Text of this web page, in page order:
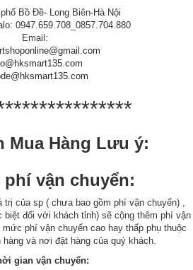
Bồ Đề- Long Biên-Hà Nội
0947.659.708_0857.704.880
Email:
Mua Hàng Lưu ý:
phí vận chuyển:
của sp ( chưa bao gồm phí vận chuyển) ,
biệt đối với khách tỉnh) sẽ cộng thêm phí vận
phí vận chuyển cao hay thấp phụ thuộc
và nơi đặt hàng của quý khách.
gian vận chuyển: